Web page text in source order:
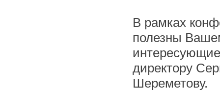
В рамках
полезны
директору
Шереметову.